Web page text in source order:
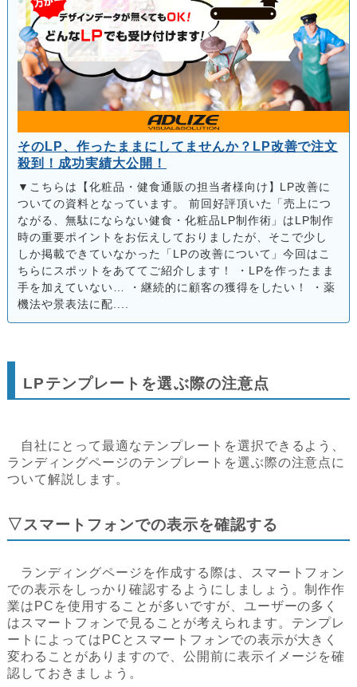
そのLP、作ったままにしてませんか？LP改善で注文
殺到！成功実績大公開！
▼こちらは【化粧品・健食通販の担当者様向け】LP改善に
ついての資料となっています。 前回好評頂いた「売上につ
ながる、無駄にならない健食・化粧品LP制作術」はLP制作
時の重要ポイントをお伝えしておりましたが、そこで少し
しか掲載できていなかった「LPの改善について」今回はこ
ちらにスポットをあててご紹介します！ ・LPを作ったまま
手を加えていない… ・継続的に顧客の獲得をしたい！ ・薬
機法や景表法に配....
LPテンプレートを選ぶ際の注意点
自社にとって最適なテンプレートを選択できるよう、
ランディングページのテンプレートを選ぶ際の注意点に
ついて解説します。
▽スマートフォンでの表示を確認する
ランディングページを作成する際は、スマートフォン
での表示をしっかり確認するようにしましょう。制作作
業はPCを使用することが多いですが、ユーザーの多く
はスマートフォンで見ることが考えられます。テンプレ
ートによってはPCとスマートフォンでの表示が大きく
変わることがありますので、公開前に表示イメージを確
認しておきましょう。